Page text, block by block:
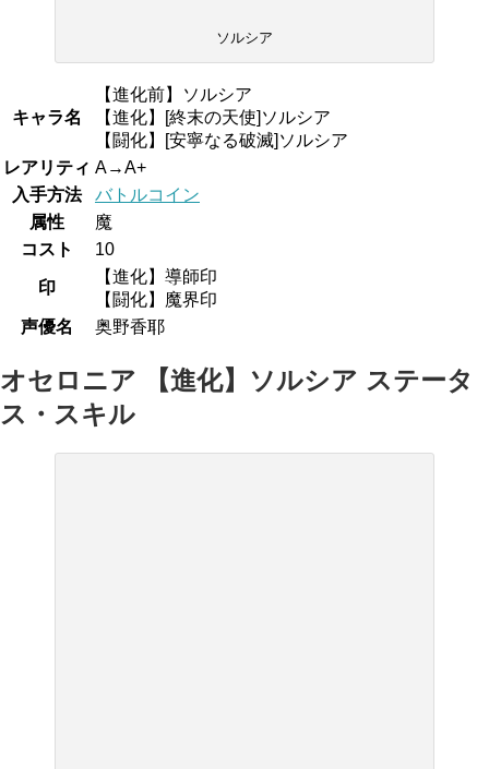
ソルシア
キャラ名
【進化前】ソルシア
【進化】[終末の天使]ソルシア
【闘化】[安寧なる破滅]ソルシア
レアリティ A→A+
入手方法
バトルコイン
属性
魔
コスト
10
印
【進化】導師印
【闘化】魔界印
声優名
奥野香耶
オセロニア 【進化】ソルシア ステータ
ス・スキル